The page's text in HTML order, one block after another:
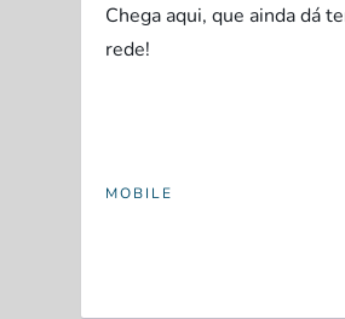
Chega aqui, que ainda dá
rede!
MOBILE